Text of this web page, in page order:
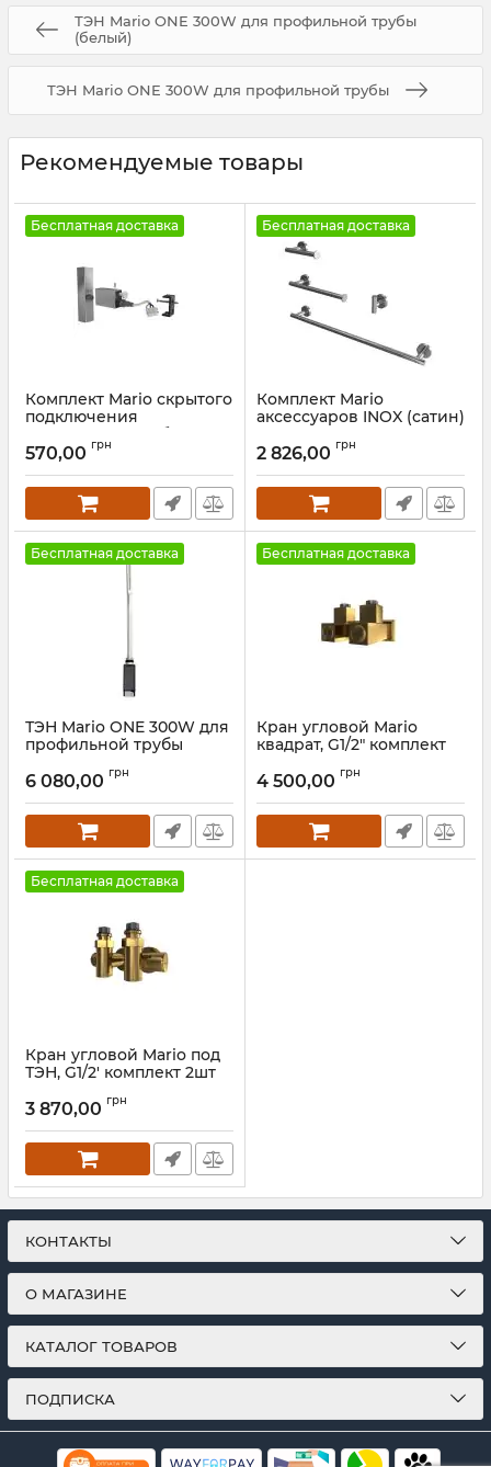
ТЭН Mario ONE 300W для профильной трубы
(белый)
ТЭН Mario ONE 300W для профильной трубы
Рекомендуемые товары
Бесплатная доставка
Комплект Mario скрытого
подключения
(квадратную трубу)
Артикул:3.0.1000.0.P
570,00 грн
Бесплатная доставка
Комплект Mario
аксессуаров INOX (сатин)
2 826,00 грн
Бесплатная доставка
ТЭН Mario ONE 300W для
профильной трубы
Артикул:6.027.047411.P-BM
6 080,00 грн
Бесплатная доставка
Кран угловой Mario
квадрат, G1/2" комплект
Артикул:4.0.0201.56.P-G
4 500,00 грн
Бесплатная доставка
Кран угловой Mario под
ТЭН, G1/2' комплект 2шт
Артикул:4.0.0500.55.P-G
3 870,00 грн
КОНТАКТЫ
О МАГАЗИНЕ
КАТАЛОГ ТОВАРОВ
ПОДПИСКА